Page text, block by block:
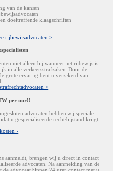
van de kansen
doeltreffende klaagschriften
rijbewijsadvocaten >
niet alleen bij wanneer het rijbewijs is
in alle verkeersstrafzaken. Door de
grote ervaring bent u verzekerd van
>
per uur!!
advocaten hebben wij speciale
u gespecialiseerde rechtsbijstand krijgt,
›
aanmeldt, brengen wij u direct in contact
advocaten. Na aanmelding van de
de advocaat binnen 24 uren contact met u